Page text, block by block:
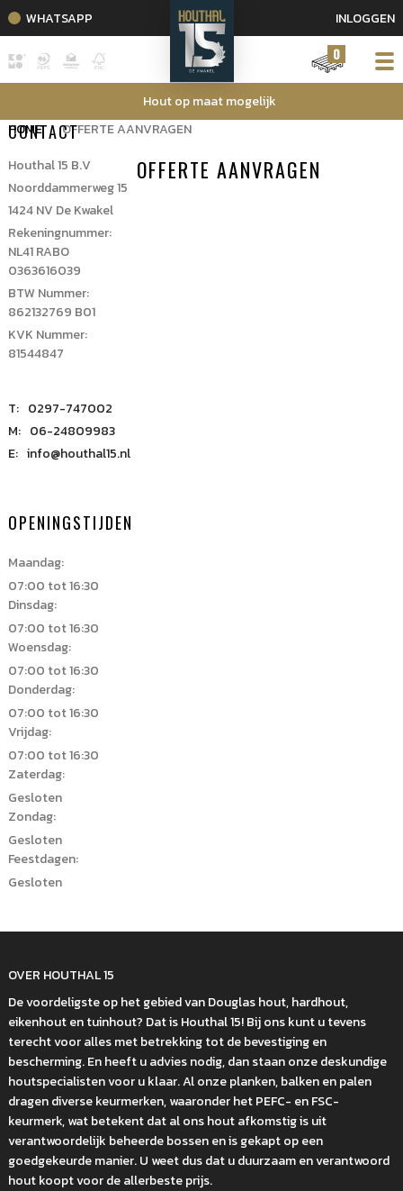
WHATSAPP
INLOGGEN
0
Hout op maat mogelijk
HOME
OFFERTE AANVRAGEN
OFFERTE AANVRAGEN
CONTACT
Houthal 15 B.V
Noorddammerweg 15
1424 NV De Kwakel
Rekeningnummer:
NL41 RABO
0363616039
BTW Nummer:
862132769 B01
KVK Nummer:
81544847
T: 0297-747002
M: 06-24809983
E: info@houthal15.nl
OPENINGSTIJDEN
Maandag:
07:00 tot 16:30
Dinsdag:
07:00 tot 16:30
Woensdag:
07:00 tot 16:30
Donderdag:
07:00 tot 16:30
Vrijdag:
07:00 tot 16:30
Zaterdag:
Gesloten
Zondag:
Gesloten
Feestdagen:
Gesloten
OVER HOUTHAL 15
De voordeligste op het gebied van Douglas hout, hardhout,
eikenhout en tuinhout? Dat is Houthal 15! Bij ons kunt u tevens
terecht voor alles met betrekking tot de bevestiging en
bescherming. En heeft u advies nodig, dan staan onze deskundige
houtspecialisten voor u klaar. Al onze planken, balken en palen
dragen diverse keurmerken, waaronder het PEFC- en FSC-
keurmerk, wat betekent dat al ons hout afkomstig is uit
verantwoordelijk beheerde bossen en is gekapt op een
goedgekeurde manier. U weet dus dat u duurzaam en verantwoord
hout koopt voor de allerbeste prijs.